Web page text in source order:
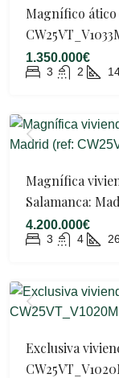
Magnífico
1.350.000€
3 2
Magnífica
Salamanca:
4.200.000€
3 4
Exclusiva